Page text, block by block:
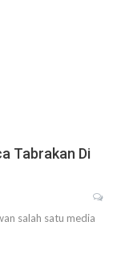
Tabrakan Di
salah satu media